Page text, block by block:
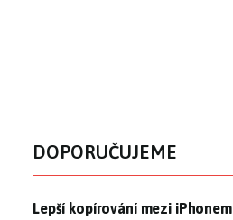
DOPORUČUJEME
Lepší kopírování mezi
Lepší kopírování mezi iPhonem